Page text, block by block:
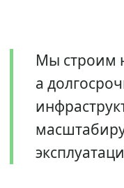
Мы строим
а